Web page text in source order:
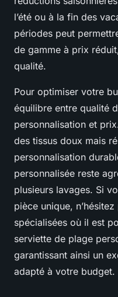
l’été ou à la fin des
périodes peut
de gamme à prix
qualité.
Pour optimiser votre
équilibre entre qualité
personnalisation et
des tissus doux mais
personnalisation
personnalisée reste
plusieurs lavages. Si
pièce unique,
spécialisées où il est
serviette de plage
garantissant ainsi un
adapté à votre budget.